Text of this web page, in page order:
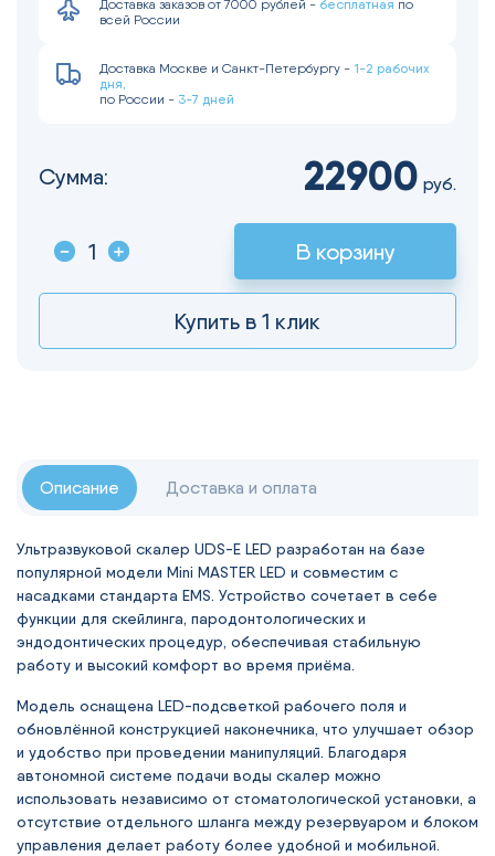
Сумма: 22900 руб.
В корзину
Купить в 1 клик
Доставка заказов от 7000 рублей - бесплатная по
всей России
Доставка Москве и Санкт-Петербургу - 1-2 рабочих
дня,
по России - 3-7 дней
Описание Доставка и оплата
Ультразвуковой скалер UDS-E LED разработан на базе
популярной модели Mini MASTER LED и совместим с
насадками стандарта EMS. Устройство сочетает в себе
функции для скейлинга, пародонтологических и
эндодонтических процедур, обеспечивая стабильную
работу и высокий комфорт во время приёма.
Модель оснащена LED-подсветкой рабочего поля и
обновлённой конструкцией наконечника, что улучшает обзор
и удобство при проведении манипуляций. Благодаря
автономной системе подачи воды скалер можно
использовать независимо от стоматологической установки, а
отсутствие отдельного шланга между резервуаром и блоком
управления делает работу более удобной и мобильной.